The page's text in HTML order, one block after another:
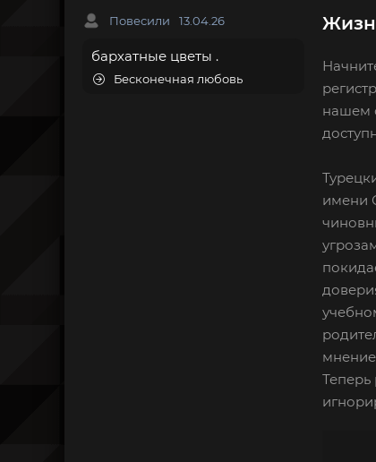
Повесили 13.04.26
бархатные цветы .
Бесконечная любовь
нашем
имени
Теперь